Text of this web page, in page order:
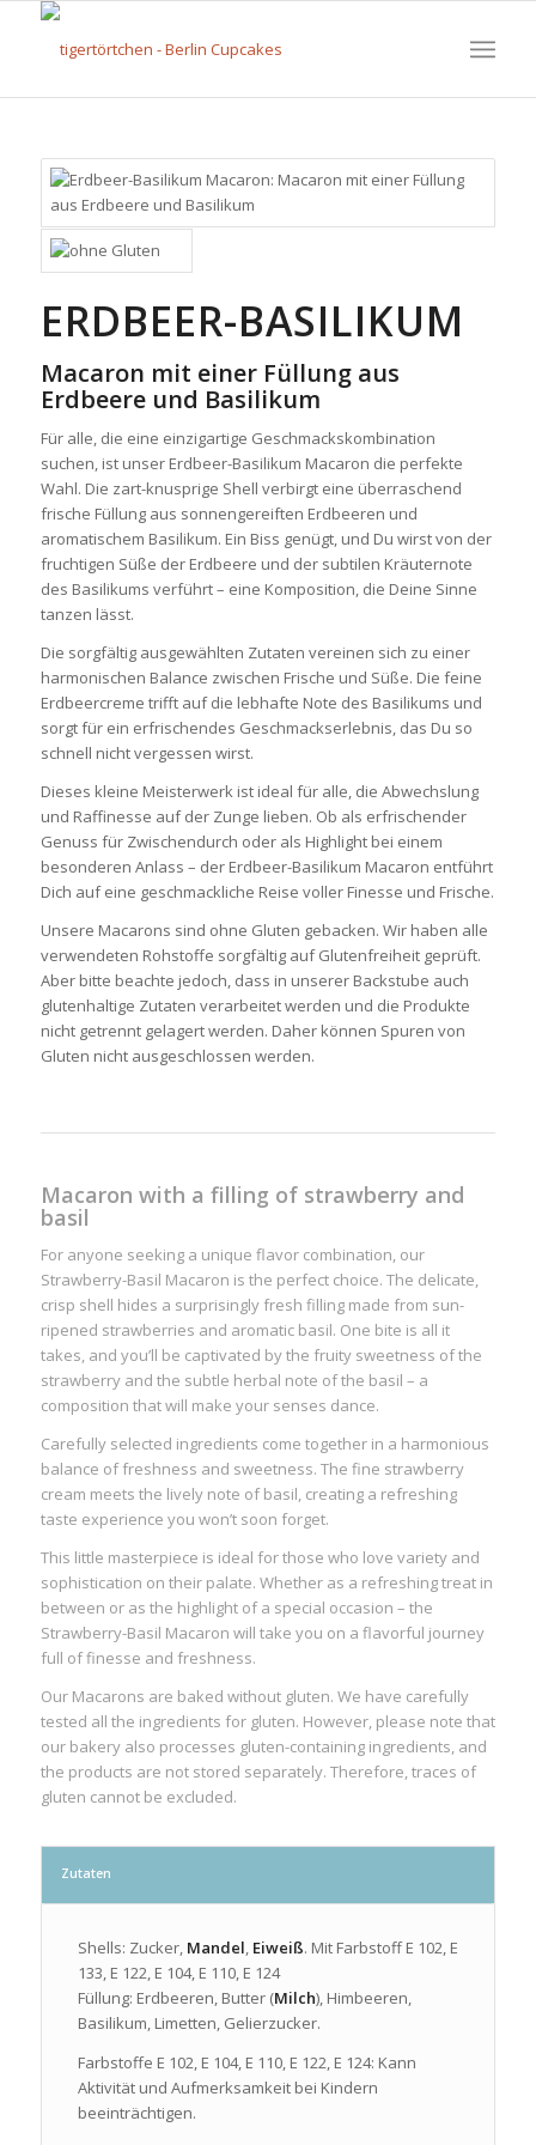
ERDBEER-BASILIKUM
Macaron mit einer Füllung aus
Erdbeere und Basilikum
Für alle, die eine einzigartige Geschmackskombination
suchen, ist unser Erdbeer-Basilikum Macaron die perfekte
Wahl. Die zart-knusprige Shell verbirgt eine überraschend
frische Füllung aus sonnengereiften Erdbeeren und
aromatischem Basilikum. Ein Biss genügt, und Du wirst von der
fruchtigen Süße der Erdbeere und der subtilen Kräuternote
des Basilikums verführt – eine Komposition, die Deine Sinne
tanzen lässt.
Die sorgfältig ausgewählten Zutaten vereinen sich zu einer
harmonischen Balance zwischen Frische und Süße. Die feine
Erdbeercreme trifft auf die lebhafte Note des Basilikums und
sorgt für ein erfrischendes Geschmackserlebnis, das Du so
schnell nicht vergessen wirst.
Dieses kleine Meisterwerk ist ideal für alle, die Abwechslung
und Raffinesse auf der Zunge lieben. Ob als erfrischender
Genuss für Zwischendurch oder als Highlight bei einem
besonderen Anlass – der Erdbeer-Basilikum Macaron entführt
Dich auf eine geschmackliche Reise voller Finesse und Frische.
Unsere Macarons sind ohne Gluten gebacken. Wir haben alle
verwendeten Rohstoffe sorgfältig auf Glutenfreiheit geprüft.
Aber bitte beachte jedoch, dass in unserer Backstube auch
glutenhaltige Zutaten verarbeitet werden und die Produkte
nicht getrennt gelagert werden. Daher können Spuren von
Gluten nicht ausgeschlossen werden.
Macaron with a filling of strawberry and
basil
For anyone seeking a unique flavor combination, our
Strawberry-Basil Macaron is the perfect choice. The delicate,
crisp shell hides a surprisingly fresh filling made from sun-
ripened strawberries and aromatic basil. One bite is all it
takes, and you’ll be captivated by the fruity sweetness of the
strawberry and the subtle herbal note of the basil – a
composition that will make your senses dance.
Carefully selected ingredients come together in a harmonious
balance of freshness and sweetness. The fine strawberry
cream meets the lively note of basil, creating a refreshing
taste experience you won’t soon forget.
This little masterpiece is ideal for those who love variety and
sophistication on their palate. Whether as a refreshing treat in
between or as the highlight of a special occasion – the
Strawberry-Basil Macaron will take you on a flavorful journey
full of finesse and freshness.
Our Macarons are baked without gluten. We have carefully
tested all the ingredients for gluten. However, please note that
our bakery also processes gluten-containing ingredients, and
the products are not stored separately. Therefore, traces of
gluten cannot be excluded.
Zutaten
Shells: Zucker, Mandel, Eiweiß. Mit Farbstoff E 102, E
133, E 122, E 104, E 110, E 124
Füllung: Erdbeeren, Butter (Milch), Himbeeren,
Basilikum, Limetten, Gelierzucker.
Farbstoffe E 102, E 104, E 110, E 122, E 124: Kann
Aktivität und Aufmerksamkeit bei Kindern
beeinträchtigen.